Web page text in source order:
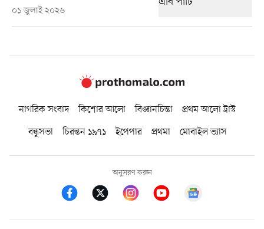
০১ জুলাই ২০২৬
নাগরিক সংবাদ কিশোর আলো বিজ্ঞানচিন্তা
প্রথম আলো ট্রাস্ট
বন্ধুসভা
চিরন্তন ১৯৭১ ইপেপার প্রথমা মোবাইল ভ্যাস
অনুসরণ করুন